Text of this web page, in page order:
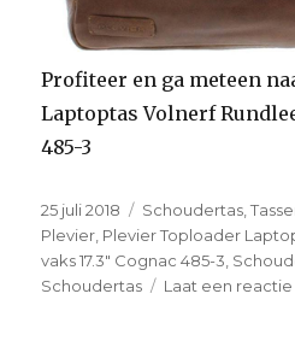
Profiteer en ga meteen
Laptoptas Volnerf
485-3
Geplaatst
op
25 juli 2018 Categorieën
Schoudertas ,
Plevier Plevier Toploader
vaks 17.3" Cognac 485-3
Schoudertas
Laat een